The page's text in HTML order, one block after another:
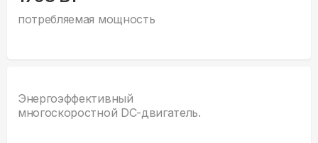
потребляемая мощность
Энергоэффективный
многоскоростной DC-двигатель.